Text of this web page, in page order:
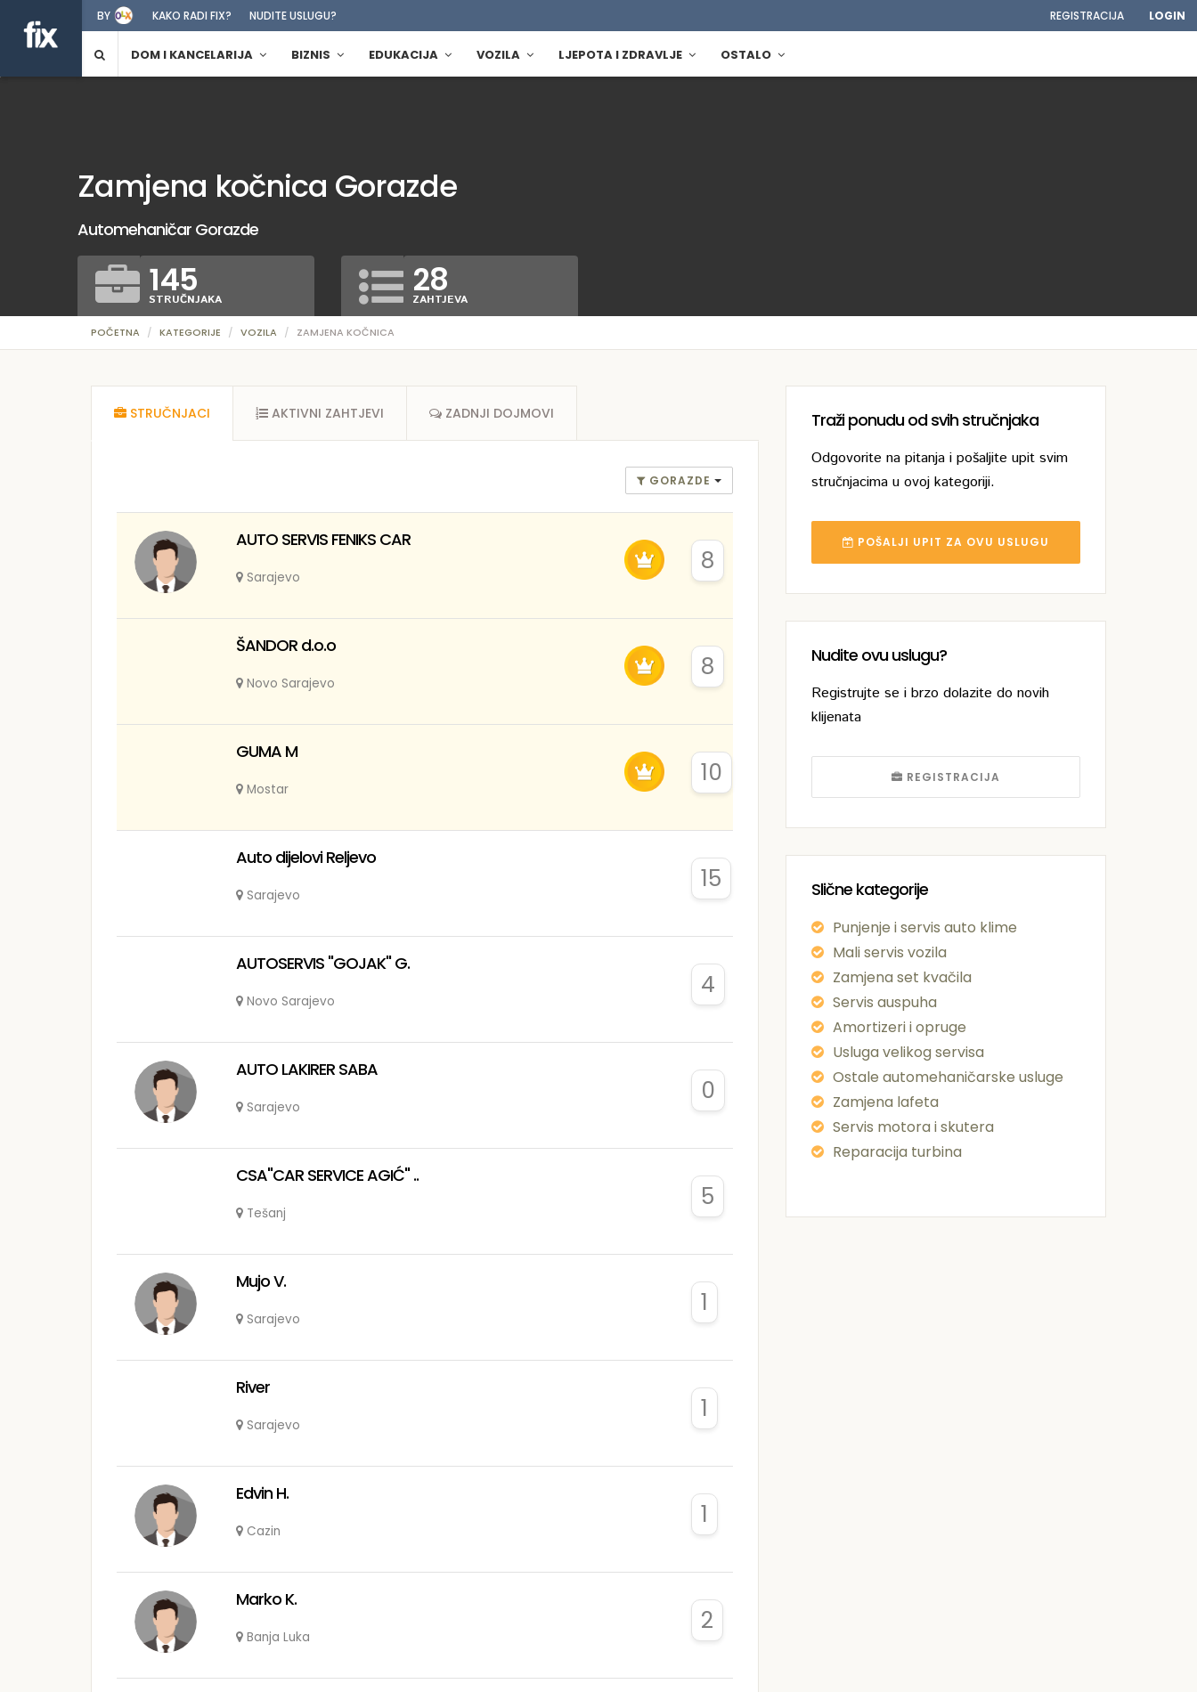
BY KAKO RADI FIX? NUDITE USLUGU? REGISTRACIJA LOGIN
DOM I KANCELARIJA BIZNIS EDUKACIJA VOZILA LJEPOTA I ZDRAVLJE OSTALO
POČETNA KATEGORIJE VOZILA ZAMJENA KOČNICA
Zamjena kočnica Gorazde
Automehaničar Gorazde
145
STRUČNJAKA 28
ZAHTJEVA
Traži ponudu od svih stručnjaka
Odgovorite na pitanja i pošaljite upit svim
stručnjacima u ovoj kategoriji.
POŠALJI UPIT ZA OVU USLUGU
Nudite ovu uslugu?
Registrujte se i brzo dolazite do novih
klijenata
REGISTRACIJA
Slične kategorije
Punjenje i servis auto klime
Mali servis vozila
Zamjena set kvačila
Servis auspuha
Amortizeri i opruge
Usluga velikog servisa
Ostale automehaničarske usluge
Zamjena lafeta
Servis motora i skutera
Reparacija turbina
STRUČNJACI AKTIVNI ZAHTJEVI ZADNJI DOJMOVI
GORAZDE
AUTO SERVIS FENIKS CAR
Sarajevo
8
ŠANDOR d.o.o
Novo Sarajevo
8
GUMA M
Mostar
10
Auto dijelovi Reljevo
Sarajevo
15
AUTOSERVIS "GOJAK" G.
Novo Sarajevo
4
AUTO LAKIRER SABA
Sarajevo
0
CSA"CAR SERVICE AGIĆ" ..
Tešanj
5
Mujo V.
Sarajevo
1
River
Sarajevo
1
Edvin H.
Cazin
1
Marko K.
Banja Luka
2